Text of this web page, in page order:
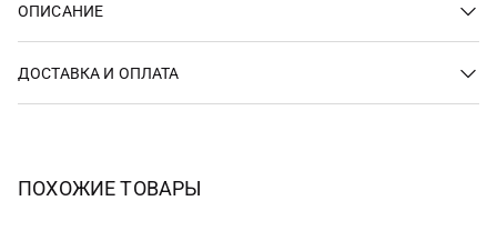
ОПИСАНИЕ
ДОСТАВКА И ОПЛАТА
ПОХОЖИЕ ТОВАРЫ